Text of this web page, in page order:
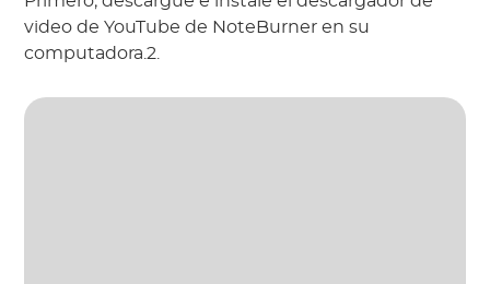
video de YouTube de NoteBurner en su
computadora.2.